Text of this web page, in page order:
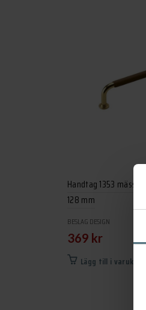
Handtag 1353
128 mm
BESLAG DESIGN
369 kr
Lägg till i varukorg